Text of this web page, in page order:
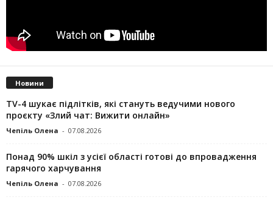
Новини
TV-4 шукає підлітків, які стануть ведучими нового
проєкту «Злий чат: Вижити онлайн»
Чепіль Олена - 07.08.2026
Понад 90% шкіл з усієї області готові до впровадження
гарячого харчування
Чепіль Олена - 07.08.2026